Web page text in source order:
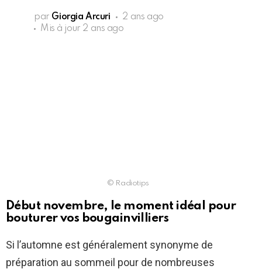
par Giorgia Arcuri
2 ans ago
Mis à jour 2 ans ago
© Radiotips
Début novembre, le moment idéal pour
bouturer vos bougainvilliers
Si l’automne est généralement synonyme de
préparation au sommeil pour de nombreuses